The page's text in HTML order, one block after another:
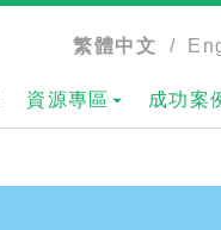
繁體中文 /
資源專區 成功案